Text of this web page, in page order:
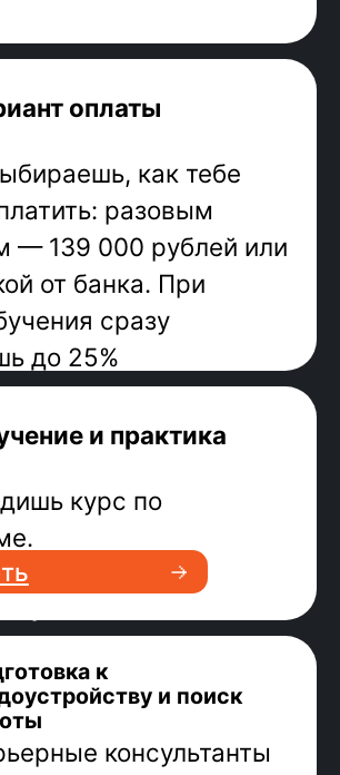
ты:
работы
и передачу
у
задачи Java-
с более